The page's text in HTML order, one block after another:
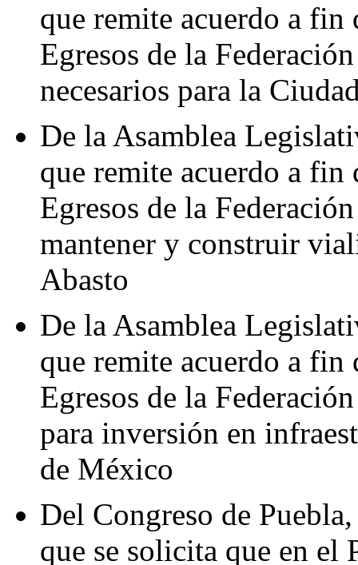
que remite acuerdo a fin
Egresos de la
necesarios para la
De la Asamblea
que remite acuerdo a fin
Egresos de la
mantener y construir
Abasto
De la Asamblea
que remite acuerdo a fin
Egresos de la
para inversión en
de México
Del Congreso de
que se solicita que en el